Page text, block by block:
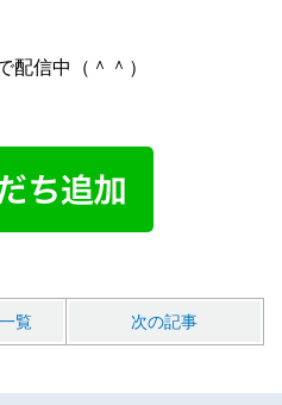
配信中（＾＾）
一覧 次の記事